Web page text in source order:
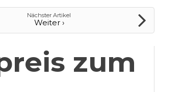
Nächster Artikel
Weiter ›
zum